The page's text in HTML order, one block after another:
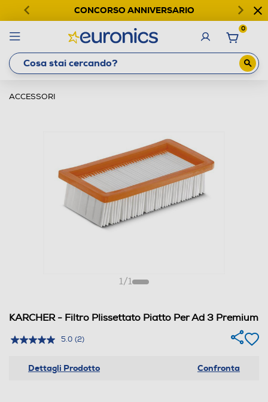
CONCORSO ANNIVERSARIO
0
ACCESSORI
1/1
KARCHER - Filtro Plissettato Piatto Per Ad 3 Premium
5.0 (2)
Dettagli Prodotto Confronta